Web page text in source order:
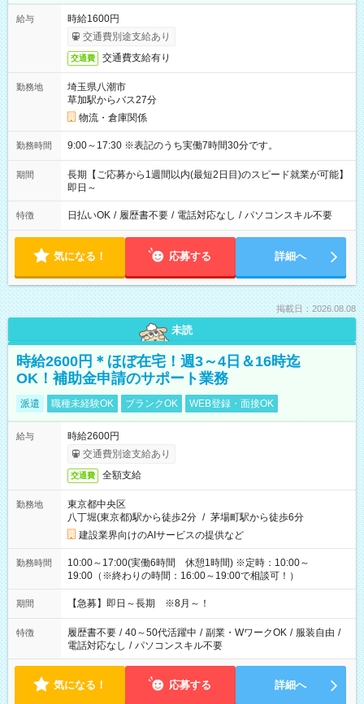
給与
時給1600円
交通費別途支給あり
交通費 交通費支給有り
勤務地
埼玉県八潮市
草加駅からバス27分
物流・倉庫関係
勤務時間 9:00～17:30 ※表記のうち実働7時間30分です。
期間
長期【ご応募から1週間以内(最短2日目)のスピード就業が可能】
即日～
特徴 日払いOK / 履歴書不要 / 電話対応なし / パソコンスキル不要
気になる！ 応募する 詳細へ
掲載日：2026.08.08
未読
時給2600円＊ほぼ在宅！週3～4日＆16時迄
OK！補助金申請のサポート業務
派遣 職種未経験OK ブランクOK WEB登録・面接OK
給与
時給2600円
交通費別途支給あり
交通費 全額支給
勤務地
東京都中央区
八丁堀(東京都)駅から徒歩2分 / 茅場町駅から徒歩6分
建設業界向けのAIサービスの提供など
勤務時間
10:00～17:00(実働6時間 休憩1時間) ※定時：10:00～
19:00（※終わりの時間：16:00～19:00で相談可！）
期間 【急募】即日～長期 ※8月～！
特徴 履歴書不要 / 40～50代活躍中 / 副業・WワークOK / 服装自由 /
電話対応なし / パソコンスキル不要
気になる！ 応募する 詳細へ